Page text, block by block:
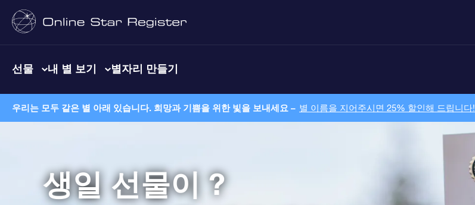
선물 내 별 보기 별자리 만들기
우리는 모두 같은 별 아래 있습니다. 희망과 기쁨을 위한 빛을 보내세요 – 별 이름을 지어주시면 25% 할인해 드립니다!
생일 선물이 ?